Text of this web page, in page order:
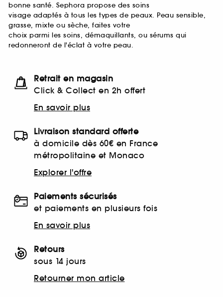
bonne santé. Sephora propose des soins
visage adaptés à tous les types de peaux. Peau sensible,
grasse, mixte ou sèche, faites votre
choix parmi les soins, démaquillants, ou sérums qui
redonneront de l'éclat à votre peau.
Retrait en magasin
Click & Collect en 2h offert
En savoir plus
Livraison standard offerte
à domicile dès 60€ en France
métropolitaine et Monaco
Explorer l'offre
Paiements sécurisés
et paiements en plusieurs fois
En savoir plus
Retours
sous 14 jours
Retourner mon article